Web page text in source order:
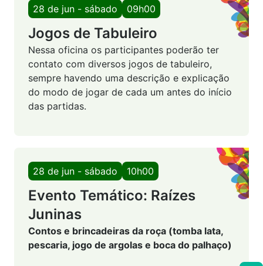
28 de jun - sábado 09h00
Jogos de Tabuleiro
Nessa oficina os participantes poderão ter
contato com diversos jogos de tabuleiro,
sempre havendo uma descrição e explicação
do modo de jogar de cada um antes do início
das partidas.
28 de jun - sábado 10h00
Evento Temático: Raízes
Juninas
Contos e brincadeiras da roça (tomba lata,
pescaria, jogo de argolas e boca do palhaço)